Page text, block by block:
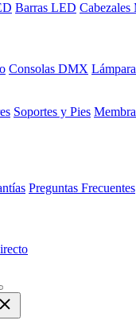
Barras LED Cabezales
Consolas DMX
Soportes y Pies
Preguntas Frecuentes